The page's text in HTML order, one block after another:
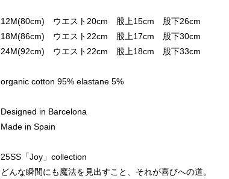
12M(80cm) ウエスト20cm 股上15cm 股下26cm
18M(86cm) ウエスト22cm 股上17cm 股下30cm
24M(92cm) ウエスト22cm 股上18cm 股下33cm
organic cotton 95% elastane 5%
Designed in Barcelona
Made in Spain
25SS「Joy」collection
どんな瞬間にも魔法を見出すこと、それが喜びへの道。